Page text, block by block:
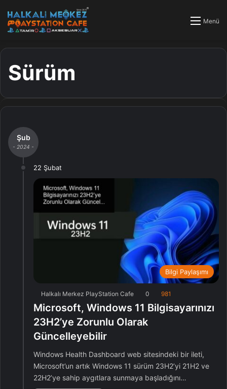
Menü
Sürüm
Şub
- 2024 -
22 Şubat
Bilgi Paylaşımı
Halkalı Merkez PlayStation Cafe 0 981
Microsoft, Windows 11 Bilgisayarınızı
23H2’ye Zorunlu Olarak
Güncelleyebilir
Windows Health Dashboard web sitesindeki bir ileti,
Microsoft’un artık Windows 11 sürüm 23H2’yi 21H2 ve
22H2’ye sahip aygıtlara sunmaya başladığını…